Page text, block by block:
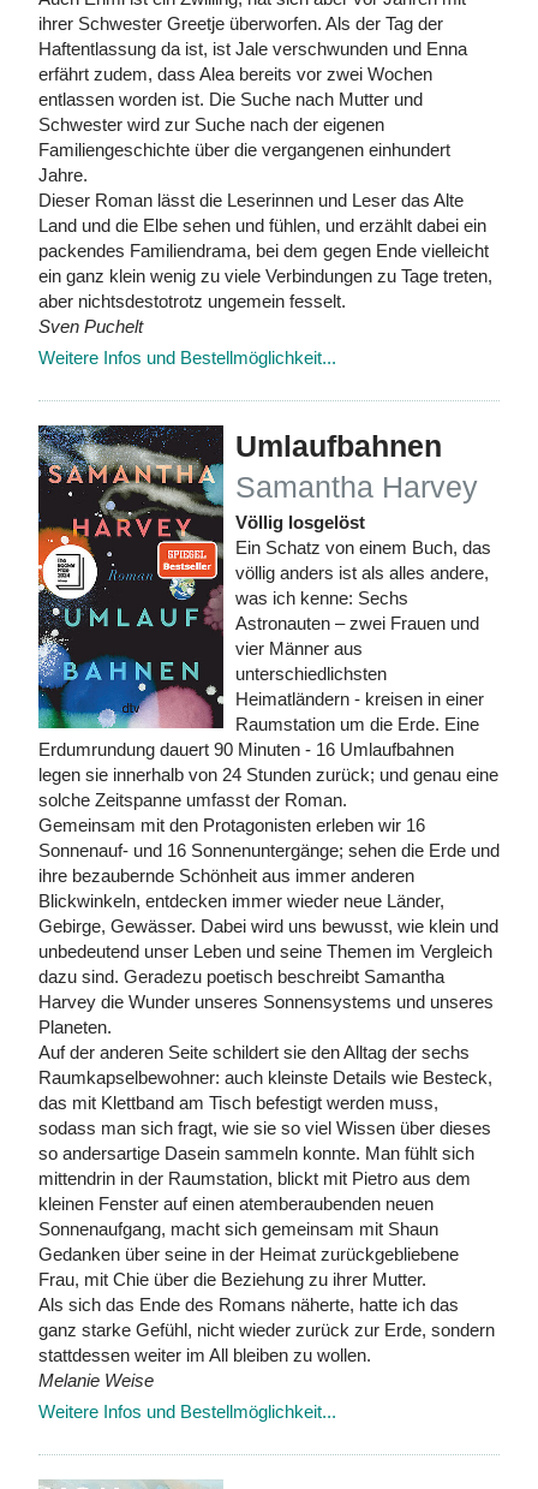
ihrer Schwester Greetje überworfen. Als der Tag der
Haftentlassung da ist, ist Jale verschwunden und Enna
erfährt zudem, dass Alea bereits vor zwei Wochen
entlassen worden ist. Die Suche nach Mutter und
Schwester wird zur Suche nach der eigenen
Familiengeschichte über die vergangenen einhundert
Jahre.
Dieser Roman lässt die Leserinnen und Leser das Alte
Land und die Elbe sehen und fühlen, und erzählt dabei ein
packendes Familiendrama, bei dem gegen Ende vielleicht
ein ganz klein wenig zu viele Verbindungen zu Tage treten,
aber nichtsdestotrotz ungemein fesselt.
Sven Puchelt
Weitere Infos und Bestellmöglichkeit...
Umlaufbahnen
Samantha Harvey
Völlig losgelöst
Ein Schatz von einem Buch, das
völlig anders ist als alles andere,
was ich kenne: Sechs
Astronauten – zwei Frauen und
vier Männer aus
unterschiedlichsten
Heimatländern - kreisen in einer
Raumstation um die Erde. Eine
Erdumrundung dauert 90 Minuten - 16 Umlaufbahnen
legen sie innerhalb von 24 Stunden zurück; und genau eine
solche Zeitspanne umfasst der Roman.
Gemeinsam mit den Protagonisten erleben wir 16
Sonnenauf- und 16 Sonnenuntergänge; sehen die Erde und
ihre bezaubernde Schönheit aus immer anderen
Blickwinkeln, entdecken immer wieder neue Länder,
Gebirge, Gewässer. Dabei wird uns bewusst, wie klein und
unbedeutend unser Leben und seine Themen im Vergleich
dazu sind. Geradezu poetisch beschreibt Samantha
Harvey die Wunder unseres Sonnensystems und unseres
Planeten.
Auf der anderen Seite schildert sie den Alltag der sechs
Raumkapselbewohner: auch kleinste Details wie Besteck,
das mit Klettband am Tisch befestigt werden muss,
sodass man sich fragt, wie sie so viel Wissen über dieses
so andersartige Dasein sammeln konnte. Man fühlt sich
mittendrin in der Raumstation, blickt mit Pietro aus dem
kleinen Fenster auf einen atemberaubenden neuen
Sonnenaufgang, macht sich gemeinsam mit Shaun
Gedanken über seine in der Heimat zurückgebliebene
Frau, mit Chie über die Beziehung zu ihrer Mutter.
Als sich das Ende des Romans näherte, hatte ich das
ganz starke Gefühl, nicht wieder zurück zur Erde, sondern
stattdessen weiter im All bleiben zu wollen.
Melanie Weise
Weitere Infos und Bestellmöglichkeit...